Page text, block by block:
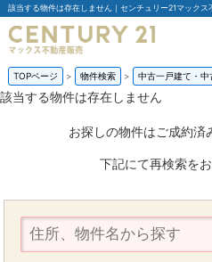
該当する物件は存在しません｜センチュリー21マックス
TOPページ 物件検索 中古一戸建て・中
該当する物件は存在しません
お探しの物件はご成約済
下記にて再検索をお